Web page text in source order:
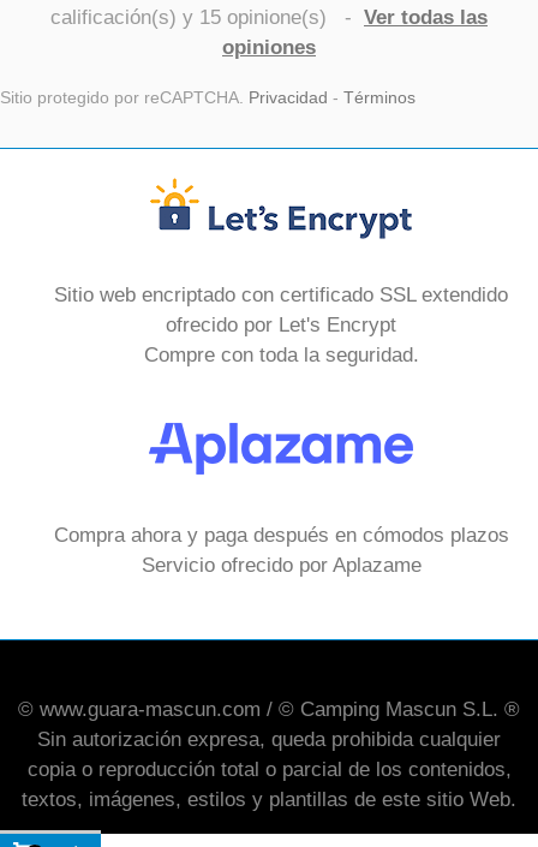
calificación(s) y 15 opinione(s) - Ver todas las
opiniones
Sitio protegido por reCAPTCHA. Privacidad - Términos
Sitio web encriptado con certificado SSL extendido
ofrecido por Let's Encrypt
Compre con toda la seguridad.
Compra ahora y paga después en cómodos plazos
Servicio ofrecido por Aplazame
© www.guara-mascun.com / © Camping Mascun S.L. ®
Sin autorización expresa, queda prohibida cualquier
copia o reproducción total o parcial de los contenidos,
textos, imágenes, estilos y plantillas de este sitio Web.